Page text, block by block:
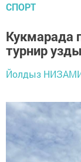
СПОРТ
Кукмарада
турнир узды
Йолдыз